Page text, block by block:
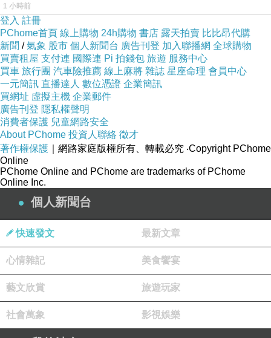
13（＋）
市）18（休市）19 （＋）20（＋）21（＋）
22（ㄧ）23（一）24（休市）25（休市）
26（一）27（＋）28（＋）29（ㄧ）
30（＋）31（休市）
上一篇： 中華民國108年02月股市大盤漲跌預測
下一篇：
1 小時前
登入 註冊
PChome首頁 線上購物 24h購物 書店 露天拍賣 比比昂代購
新聞 /氣象 股市 個人新聞台 廣告刊登 加入聯播網 全球購物
買賣租屋 支付連 國際連 Pi 拍錢包 旅遊 服務中心
買車 旅行團 汽車險推薦 線上麻將 雜誌 星座命理 會員中心
一元簡訊 直播達人 數位憑證 企業簡訊
買網址 虛擬主機 企業郵件
廣告刊登 隱私權聲明
消費者保護 兒童網路安全
About PChome 投資人聯絡 徵才
著作權保護 ｜網路家庭版權所有、轉載必究 ‧Copyright PChome
Online
PChome Online and PChome are trademarks of PChome
Online Inc.
個人新聞台
快速發文 最新文章
心情雜記 美食饗宴
藝文欣賞 旅遊玩家
社會萬象 影視娛樂